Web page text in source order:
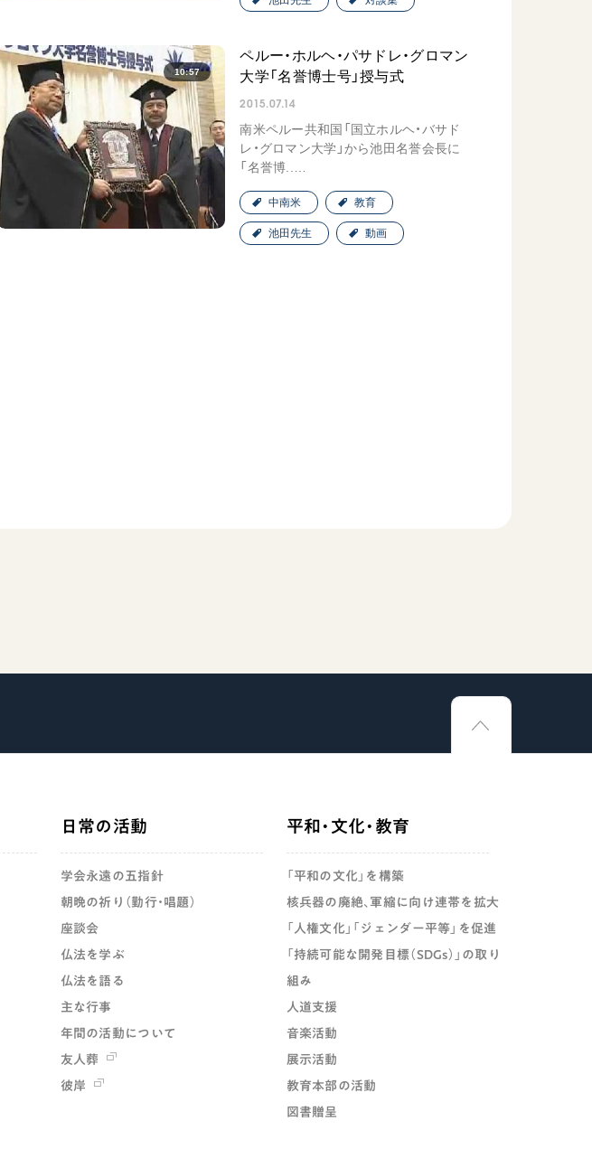
10:57
ペルー・ホルヘ・パサドレ・グロマン
大学「名誉博士号」授与式
2015.07.14
南米ペルー共和国「国立ホルヘ・バサド
レ・グロマン大学」から池田名誉会長に
「名誉博..…
中南米 教育
池田先生 動画
日常の活動
学会永遠の五指針
朝晩の祈り（勤行・唱題）
座談会
仏法を学ぶ
仏法を語る
主な行事
年間の活動について
友人葬
彼岸
平和・文化・教育
「平和の文化」を構築
核兵器の廃絶、軍縮に向け連帯を拡大
「人権文化」「ジェンダー平等」を促進
「持続可能な開発目標（SDGs）」の取り
組み
人道支援
音楽活動
展示活動
教育本部の活動
図書贈呈